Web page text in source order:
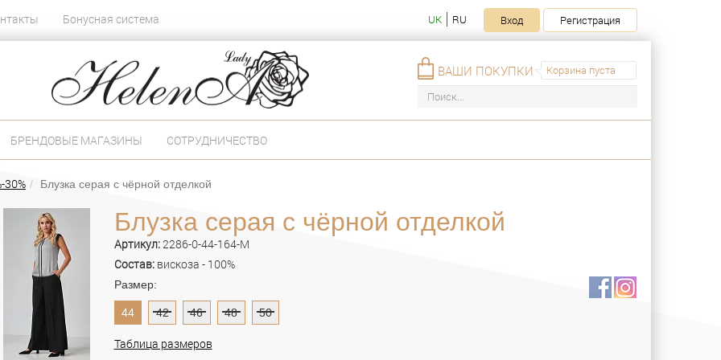
Бонусная система UK RU Вход Регистрация
Корзина пуста
ВАШИ ПОКУПКИ
БРЕНДОВЫЕ МАГАЗИНЫ СОТРУДНИЧЕСТВО
30% Блузка серая с чёрной отделкой
Блузка серая с чёрной отделкой
Артикул:2286-0-44-164-M
Состав: вискоза - 100%
Размер:
44 42 46 48 50
Таблица размеров